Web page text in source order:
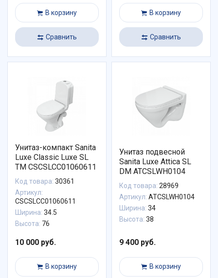
В корзину
Сравнить
В корзину
Сравнить
Унитаз-компакт Sanita
Luxe Classic Luxe SL
ТМ CSCSLCC01060611
Код товара: 30361
Артикул:
CSCSLCC01060611
Ширина: 34.5
Высота: 76
10 000 руб.
В корзину
Унитаз подвесной
Sanita Luxe Attica SL
DM ATCSLWH0104
Код товара: 28969
Артикул: ATCSLWH0104
Ширина: 34
Высота: 38
9 400 руб.
В корзину